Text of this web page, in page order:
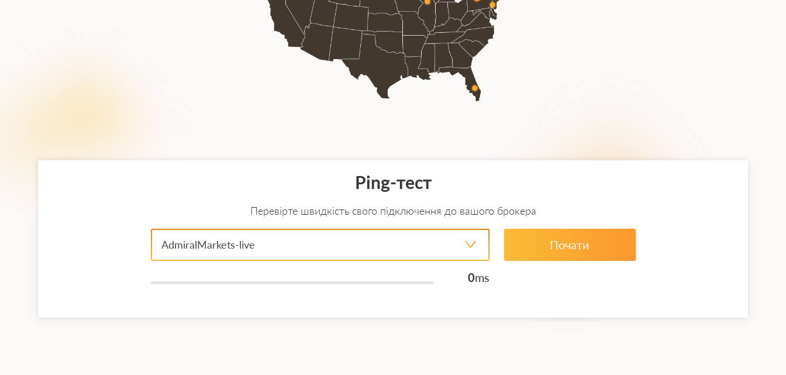
актами ЄС, Законом про фондову біржу і Законом про торгівлю цінними паперами.
До речі, фактичні покупці та продавці цінних паперів зазвичай не вступають у прямий контакт один з одним. Цим займаються
Ping-тест
Перевірте швидкість свого підключення до вашого брокера
AdmiralMarkets-live
0ms
Почати